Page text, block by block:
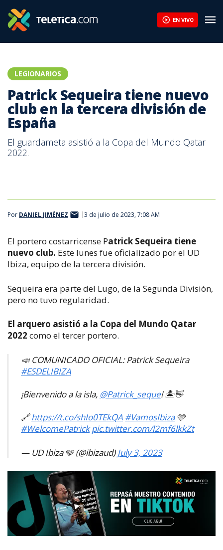
EN VIVO
LEGIONARIOS
Patrick Sequeira tiene nuevo
club en la tercera división de
España
El guardameta asistió a la Copa del Mundo Qatar
2022.
Por DANIEL JIMÉNEZ 3 de julio de 2023, 7:08 AM
El portero costarricense Patrick Sequeira tiene
nuevo club. Este lunes fue oficializado por el UD
Ibiza, equipo de la tercera división.
Sequeira era parte del Lugo, de la Segunda División,
pero no tuvo regularidad.
El arquero asistió a la Copa del Mundo Qatar
2022 como el tercer portero.
📣 COMUNICADO OFICIAL: Patrick Sequeira
#ESDELIBIZA
¡Bienvenido a la isla, @Patrick_seque! 🏝👋
🔗https://t.co/shIo0TEkQA #VamosIbiza🩵
#WelcomePatrick pic.twitter.com/l2mf6lkkZt
— UD Ibiza 🩵 (@ibizaud)July 3, 2023